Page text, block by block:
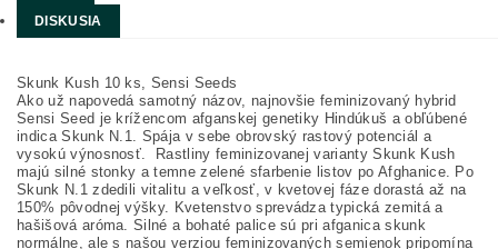
DISKUSIA
Skunk Kush 10 ks, Sensi Seeds
Ako už napovedá samotný názov, najnovšie feminizovaný hybrid
Sensi Seed je krížencom afganskej genetiky Hindúkuš a obľúbené
indica Skunk N.1. Spája v sebe obrovský rastový potenciál a
vysokú výnosnosť. Rastliny feminizovanej varianty Skunk Kush
majú silné stonky a temne zelené sfarbenie listov po Afghanice. Po
Skunk N.1 zdedili vitalitu a veľkosť, v kvetovej fáze dorastá až na
150% pôvodnej výšky. Kvetenstvo sprevádza typická zemitá a
hašišová aróma. Silné a bohaté palice sú pri afganica skunk
normálne, ale s našou verziou feminizovaných semienok pripomína